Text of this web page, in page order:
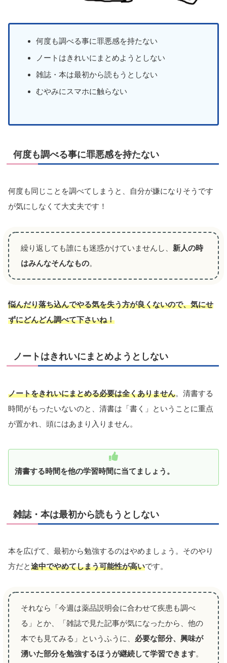
何度も調べる事に罪悪感を持たない
ノートはきれいにまとめようとしない
雑誌・本は最初から読もうとしない
むやみにスマホに触らない
何度も調べる事に罪悪感を持たない
何度も同じことを調べてしまうと、自分が嫌になりそうです
が気にしなくて大丈夫です！
繰り返しても誰にも迷惑かけていませんし、 新人の時
はみんなそんなもの。
悩んだり落ち込んでやる気を失う方が良くないので、気にせ
ずにどんどん調べて下さいね！
ノートはきれいにまとめようとしない
ノートをきれいにまとめる必要は全くありません。清書する
時間がもったいないのと、清書は「書く」ということに重点
が置かれ、頭にはあまり入りません。
清書する時間を他の学習時間に当てましょう。
雑誌・本は最初から読もうとしない
本を広げて、最初から勉強するのはやめましょう。そのやり
方だと途中でやめてしまう可能性が高いです。
それなら「今週は薬品説明会に合わせて疾患も調べ
る」とか、「雑誌で見た記事が気になったから、他の
本でも見てみる」というふうに、 必要な部分、興味が
湧いた部分を勉強するほうが継続して学習できます。